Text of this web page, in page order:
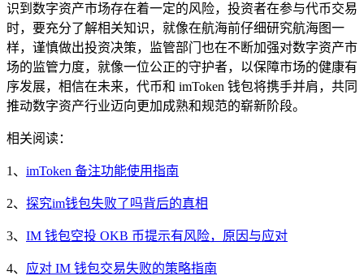
识到数字资产市场存在着一定的风险，投资者在参与代币交易
时，要充分了解相关知识，就像在航海前仔细研究航海图一
样，谨慎做出投资决策，监管部门也在不断加强对数字资产市
场的监管力度，就像一位公正的守护者，以保障市场的健康有
序发展，相信在未来，代币和 imToken 钱包将携手并肩，共同
推动数字资产行业迈向更加成熟和规范的崭新阶段。
相关阅读：
1、 imToken 备注功能使用指南
2、 探究im钱包失败了吗背后的真相
3、 IM 钱包空投 OKB 币提示有风险，原因与应对
4、 应对 IM 钱包交易失败的策略指南